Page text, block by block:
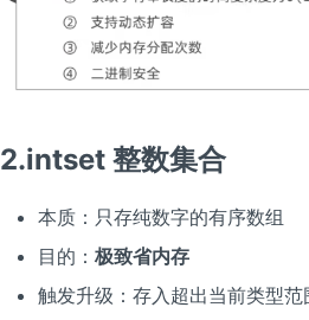
2.intset 整数集合
本质：只存纯数字的有序数组
目的：极致省内存
触发升级：存入超出当前类型